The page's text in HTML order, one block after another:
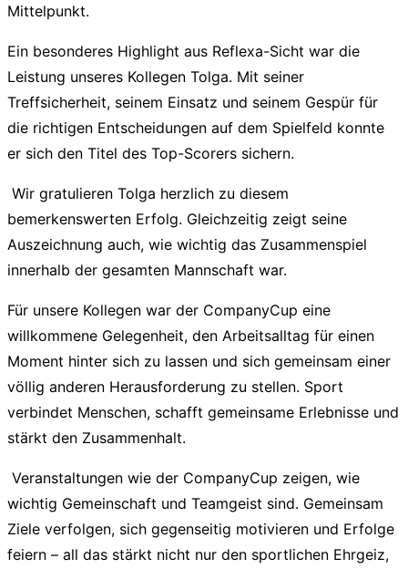
Mittelpunkt.
Ein besonderes Highlight aus Reflexa-Sicht war die
Leistung unseres Kollegen Tolga. Mit seiner
Treffsicherheit, seinem Einsatz und seinem Gespür für
die richtigen Entscheidungen auf dem Spielfeld konnte
er sich den Titel des Top-Scorers sichern.
Wir gratulieren Tolga herzlich zu diesem
bemerkenswerten Erfolg. Gleichzeitig zeigt seine
Auszeichnung auch, wie wichtig das Zusammenspiel
innerhalb der gesamten Mannschaft war.
Für unsere Kollegen war der CompanyCup eine
willkommene Gelegenheit, den Arbeitsalltag für einen
Moment hinter sich zu lassen und sich gemeinsam einer
völlig anderen Herausforderung zu stellen. Sport
verbindet Menschen, schafft gemeinsame Erlebnisse und
stärkt den Zusammenhalt.
Veranstaltungen wie der CompanyCup zeigen, wie
wichtig Gemeinschaft und Teamgeist sind. Gemeinsam
Ziele verfolgen, sich gegenseitig motivieren und Erfolge
feiern – all das stärkt nicht nur den sportlichen Ehrgeiz,